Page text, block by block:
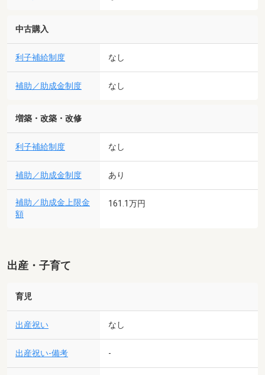
中古購入
利子補給制度 なし
補助／助成金制度 なし
増築・改築・改修
利子補給制度 なし
補助／助成金制度 あり
補助／助成金上限金
額
161.1万円
出産・子育て
育児
出産祝い なし
出産祝い-備考 -